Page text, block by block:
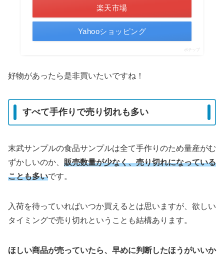
楽天市場
Yahooショッピング
ポチップ
好物があったら是非買いたいですね！
すべて手作りで売り切れも多い
末武サンプルの食品サンプルは全て手作りのため量産がむ
ずかしいのか、 販売数量が少なく、売り切れになっている
ことも多いです。
入荷を待っていればいつか買えるとは思いますが、欲しい
タイミングで売り切れということも結構あります。
ほしい商品が売っていたら、早めに判断したほうがいいか